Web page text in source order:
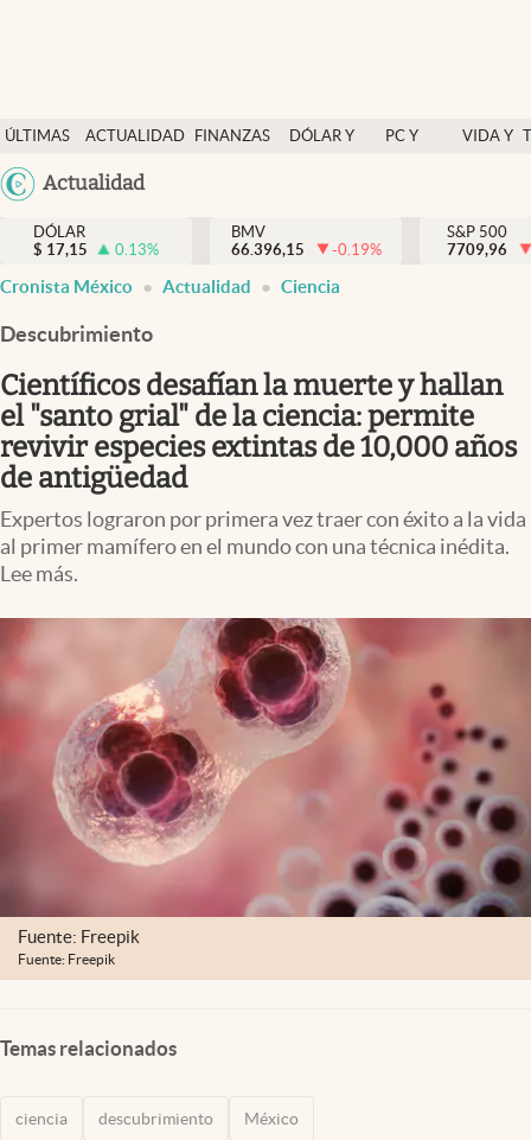
ÚLTIMAS
NOTICIAS
ACTUALIDAD
FINANZAS
DÓLAR Y
PC Y
VIDA Y
México
Actualidad
Actualidad
Finanzas y economía
Dólar y mercados
Pc y celular
Vida y estilo
Clima
abre en nueva pestaña
México
DÓLAR
$ 17,15 0.13%
BMV
66.396,15
-0.19%
S&P 500
7709,96
Cronista México Actualidad Ciencia
Descubrimiento
Científicos desafían la muerte y hallan
el "santo grial" de la ciencia: permite
revivir especies extintas de 10,000 años
de antigüedad
Expertos lograron por primera vez traer con éxito a la vida
al primer mamífero en el mundo con una técnica inédita.
Lee más.
Fuente: Freepik
Fuente: Freepik
Temas relacionados
ciencia descubrimiento México